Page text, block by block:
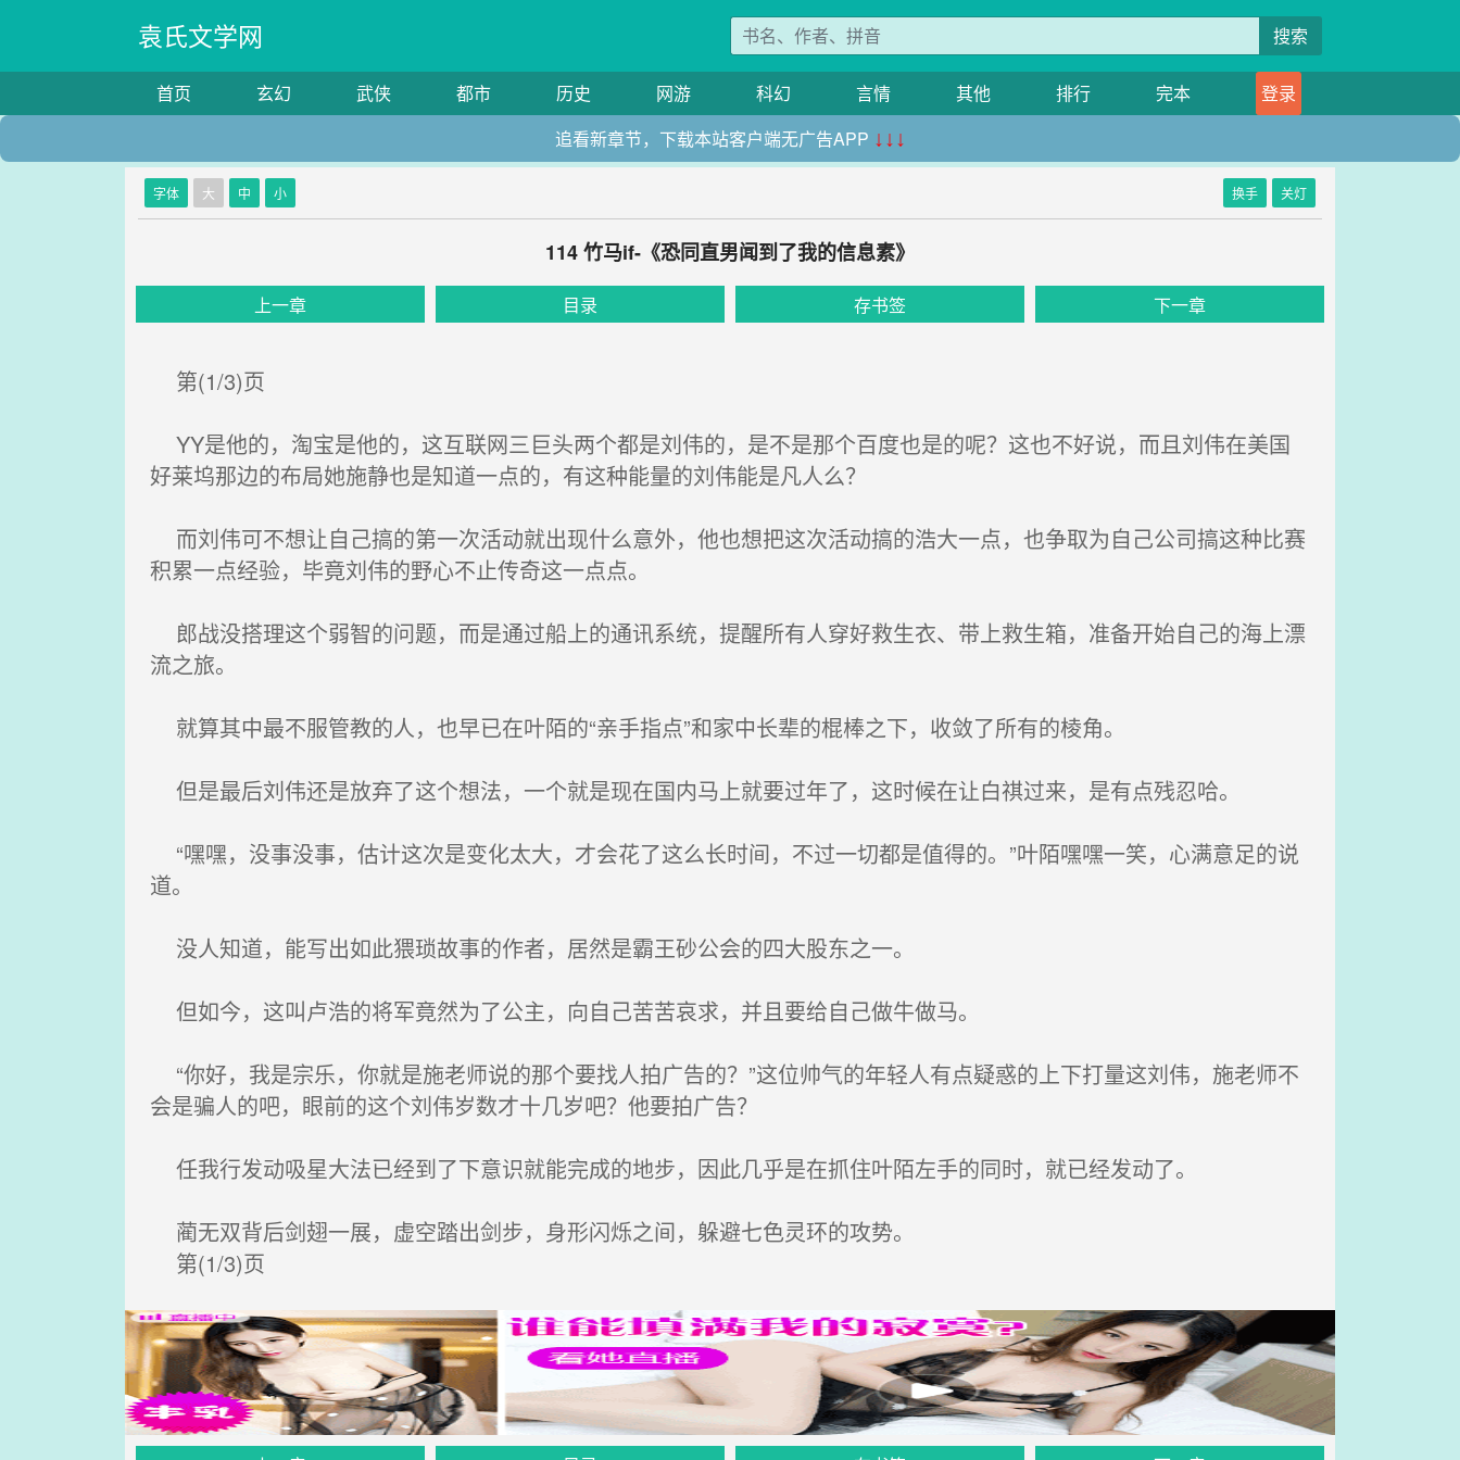
袁氏文学网 搜索
首页 玄幻 武侠 都市 历史 网游 科幻 言情 其他 排行 完本
登录
追看新章节，下载本站客户端无广告APP ↓↓↓
字体 大 中 小 换手 关灯
114 竹马if-《恐同直男闻到了我的信息素》
上一章 目录 存书签 下一章
第(1/3)页
YY是他的，淘宝是他的，这互联网三巨头两个都是刘伟的，是不是那个百度也是的呢？这也不好说，而且刘伟在美国
好莱坞那边的布局她施静也是知道一点的，有这种能量的刘伟能是凡人么？
而刘伟可不想让自己搞的第一次活动就出现什么意外，他也想把这次活动搞的浩大一点，也争取为自己公司搞这种比赛
积累一点经验，毕竟刘伟的野心不止传奇这一点点。
郎战没搭理这个弱智的问题，而是通过船上的通讯系统，提醒所有人穿好救生衣、带上救生箱，准备开始自己的海上漂
流之旅。
就算其中最不服管教的人，也早已在叶陌的“亲手指点”和家中长辈的棍棒之下，收敛了所有的棱角。
但是最后刘伟还是放弃了这个想法，一个就是现在国内马上就要过年了，这时候在让白祺过来，是有点残忍哈。
“嘿嘿，没事没事，估计这次是变化太大，才会花了这么长时间，不过一切都是值得的。”叶陌嘿嘿一笑，心满意足的说
道。
没人知道，能写出如此猥琐故事的作者，居然是霸王砂公会的四大股东之一。
但如今，这叫卢浩的将军竟然为了公主，向自己苦苦哀求，并且要给自己做牛做马。
“你好，我是宗乐，你就是施老师说的那个要找人拍广告的？”这位帅气的年轻人有点疑惑的上下打量这刘伟，施老师不
会是骗人的吧，眼前的这个刘伟岁数才十几岁吧？他要拍广告？
任我行发动吸星大法已经到了下意识就能完成的地步，因此几乎是在抓住叶陌左手的同时，就已经发动了。
蔺无双背后剑翅一展，虚空踏出剑步，身形闪烁之间，躲避七色灵环的攻势。
第(1/3)页